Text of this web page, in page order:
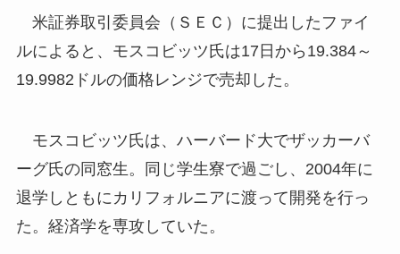
米証券取引委員会（ＳＥＣ）に提出したファイ
ルによると、モスコビッツ氏は17日から19.384～
19.9982ドルの価格レンジで売却した。
モスコビッツ氏は、ハーバード大でザッカーバ
ーグ氏の同窓生。同じ学生寮で過ごし、2004年に
退学しともにカリフォルニアに渡って開発を行っ
た。経済学を専攻していた。